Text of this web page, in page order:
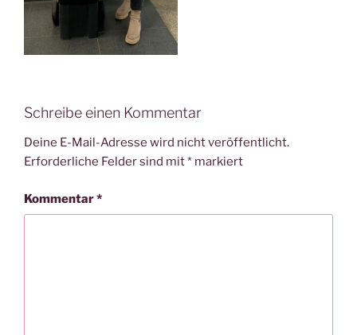
Schreibe einen Kommentar
Deine E-Mail-Adresse wird nicht veröffentlicht.
Erforderliche Felder sind mit* markiert
Kommentar*